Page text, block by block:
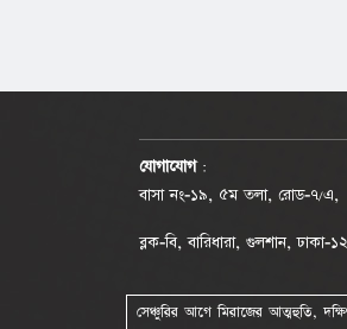
যোগাযোগ :
বাসা নং-১৯, ৫ম তলা, রোড-৭/এ,
ব্লক-বি, বারিধারা, গুলশান, ঢাকা-
সেঞ্চুরির আগে মিরাজের আত্মহুতি,